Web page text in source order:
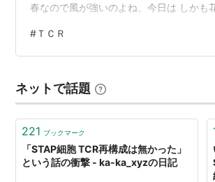
春なので風が強いのよね、今日は しかも
いのね でも乗っちゃいます 今回は大江町
の「柳川温泉」を目指します 距離も往復
出発です 柳川温泉に行くんだけど、温泉
（温泉マニアじゃないんだなぁ サラっと
走ってきました（ずっと向かい風で…
#ＴＣＲ
ネットで話題
221 ブックマーク
「STAP細胞 TCR再構成は無かった」
という話の衝撃 - ka-ka_xyzの日記